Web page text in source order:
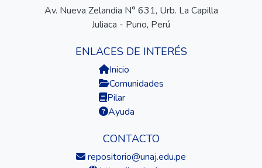
Av. Nueva Zelandia N° 631, Urb. La Capilla
Juliaca - Puno, Perú
ENLACES DE INTERÉS
Inicio
Comunidades
Pilar
Ayuda
CONTACTO
repositorio@unaj.edu.pe